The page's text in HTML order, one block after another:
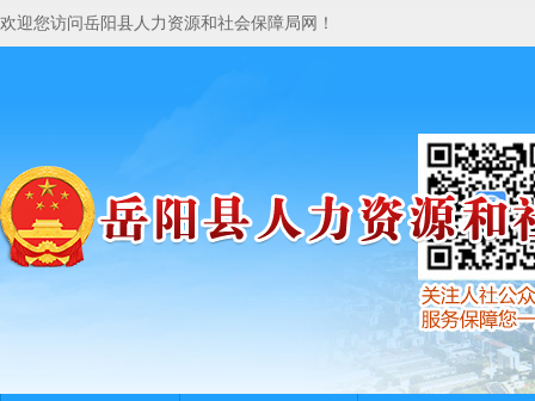
欢迎您访问岳阳县人力资源和社会保障局网！